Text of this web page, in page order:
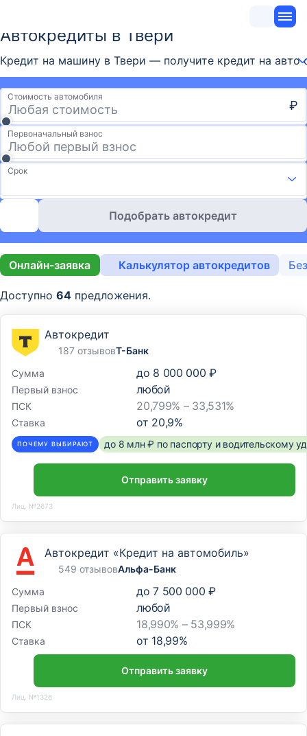
Автокредиты в Твери
Кредит на машину в Твери — получите кредит на авто
Стоимость автомобиля
₽
Первоначальный взнос
Срок
Подобрать автокредит
Онлайн-заявка Калькулятор автокредитов
Доступно 64 предложения.
Автокредит
187 отзывовТ-Банк
Сумма
до 8 000 000 ₽
Первый взнос любой
ПСК 20,799% – 33,531%
Ставка от 20,9%
ПОЧЕМУ ВЫБИРАЮТ до 8 млн ₽ по паспорту и водительскому
Отправить заявку
Лиц. №2673
Автокредит «Кредит на автомобиль»
549 отзывовАльфа-Банк
Сумма
до 7 500 000 ₽
Первый взнос любой
ПСК 18,990% – 53,999%
Ставка от 18,99%
Отправить заявку
Лиц. №1326